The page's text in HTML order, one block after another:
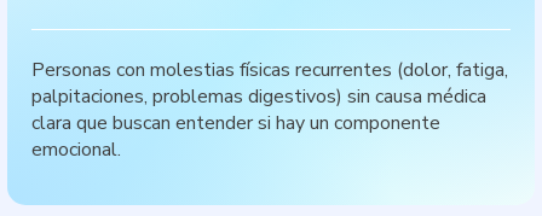
Personas con molestias físicas recurrentes (dolor, fatiga,
palpitaciones, problemas digestivos) sin causa médica
clara que buscan entender si hay un componente
emocional.